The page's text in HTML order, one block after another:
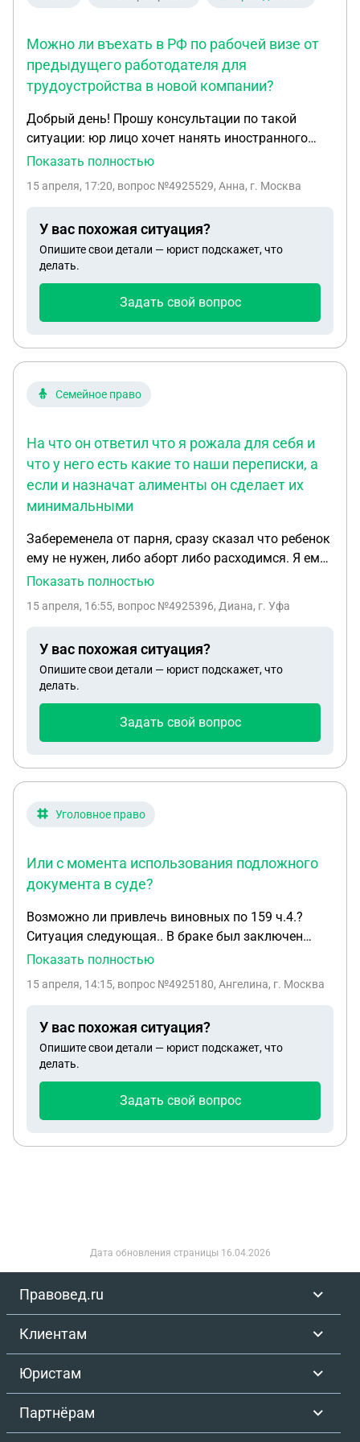
Можно ли въехать в РФ по рабочей визе от
предыдущего работодателя для
трудоустройства в новой компании?
Добрый день! Прошу консультации по такой
ситуации: юр лицо хочет нанять иностранного
гражданина (Турция) на работу. Ранее
территории РФ (Краснодар), у нее до сих пор есть
мая 2027 года), оформленная прежним
работодателем (ООО в Краснодаре). Сейчас
гражданин находится в Турции Вопрос: может ли
визе для работы в нашей компании в Москве?
Показать полностью
15 апреля, 17:20, вопрос №4925529, Анна, г. Москва
У вас похожая ситуация?
Опишите свои детали — юрист подскажет, что
делать.
Задать свой вопрос
Семейное право
На что он ответил что я рожала для себя и
что у него есть какие то наши переписки, а
если и назначат алименты он сделает их
минимальными
Забеременела от парня, сразу сказал что ребенок
ему не нужен, либо аборт либо расходимся. Я ему
сказала рожу для себя, на алименты подавать не
помогал деньгами, но для этого нужно было
общаться. Сейчас нахожусь в очень сложной
ситуации, попросила еще раз о помощи, не хочет
помогать. Сказала что тогда пойду на
что он ответил что я рожала для себя и что у него
алименты он сделает их минимальными. Вопрос,
подавать на алименты быть аргументом для суда
Показать полностью
15 апреля, 16:55, вопрос №4925396, Диана, г. Уфа
У вас похожая ситуация?
Опишите свои детали — юрист подскажет, что
делать.
Задать свой вопрос
Уголовное право
Или с момента использования подложного
документа в суде?
Возможно ли привлечь виновных по 159 ч.4.?
Ситуация следующая.. В браке был заключен
договор ДДУ на 2 квартиры. За месяц до
супруг воспользовавшись моим паспортом и
похожую внешне на меня,пришли к нотариусу и
получили согласие нотариальное от «моего лица»
в котором якобы я даю согласие на отчуждение и
по договорам дду. Затем через несколько дней
мать. Отмечу то, что после развода я не
Росреестре. И лишь в 2018 году через общего с
Находясь в недоумении, заказала выписку из
же году подаю в суд ещё не зная что существует
сторона ответчика: муж бывший и его мать
абсолютным удивлением сообщаю суду что этого
согласия я не подписывала. Дальше год судебных
Показать полностью
15 апреля, 14:15, вопрос №4925180, Ангелина, г. Москва
У вас похожая ситуация?
Опишите свои детали — юрист подскажет, что
делать.
Задать свой вопрос
Дата обновления страницы 16.04.2026
Правовед.ru
Клиентам
Юристам
Партнёрам